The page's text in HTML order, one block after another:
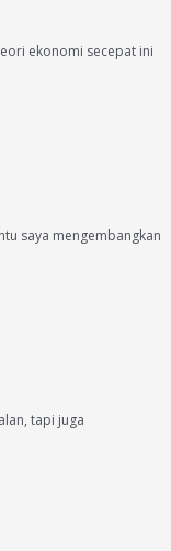
ekonomi secepat ini
saya mengembangkan
tapi juga